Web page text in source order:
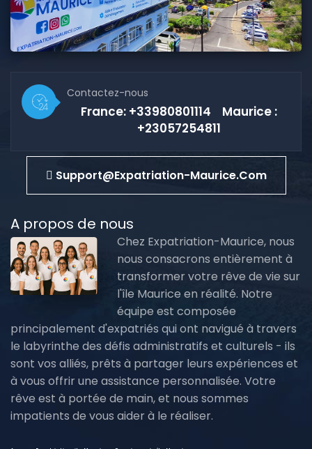
Contactez-nous
France: +33980801114 Maurice :
+23057254811
Support@expatriation-Maurice.com
A propos de nous
Chez Expatriation-Maurice, nous
nous consacrons entièrement à
transformer votre rêve de vie sur
l'île Maurice en réalité. Notre
équipe est composée
principalement d'expatriés qui ont navigué à travers
le labyrinthe des défis administratifs et culturels - ils
sont vos alliés, prêts à partager leurs expériences et
à vous offrir une assistance personnalisée. Votre
rêve est à portée de main, et nous sommes
impatients de vous aider à le réaliser.